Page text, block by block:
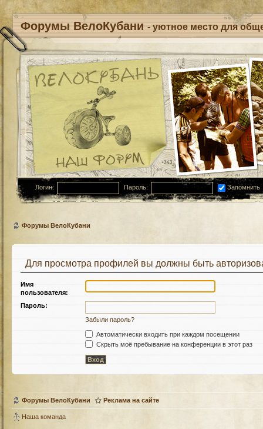
Форумы ВелоКубани - уютное место для
Логин: Пароль: Запомнить
Форумы ВелоКубани
Для просмотра профилей вы должны быть
Имя
пользователя:
Пароль:
Забыли пароль?
Автоматически входить при каждом посещении
Скрыть моё пребывание на конференции в этот раз
Форумы ВелоКубани Реклама на сайте
Наша команда